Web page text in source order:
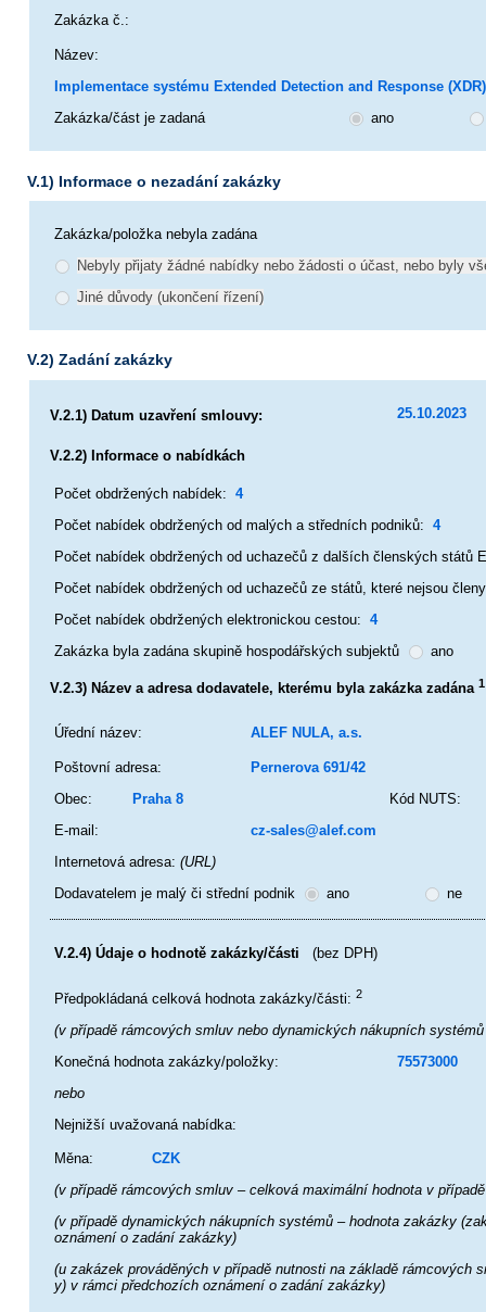
Zakázka č.:
Název:
Implementace systému Extended Detection and Response (XDR)
Zakázka/část je zadaná
ano
V.1) Informace o nezadání zakázky
Zakázka/položka nebyla zadána
Nebyly přijaty žádné nabídky nebo žádosti o účast, nebo byly
Jiné důvody (ukončení řízení)
V.2) Zadání zakázky
V.2.1) Datum uzavření smlouvy: 25.10.2023
V.2.2) Informace o nabídkách
Počet obdržených nabídek: 4
Počet nabídek obdržených od malých a středních podniků: 4
Počet nabídek obdržených od uchazečů z dalších členských států
Počet nabídek obdržených od uchazečů ze států, které nejsou
Počet nabídek obdržených elektronickou cestou: 4
Zakázka byla zadána skupině hospodářských subjektů
ano
V.2.3) Název a adresa dodavatele, kterému byla zakázka zadána 1
Úřední název: ALEF NULA, a.s.
Poštovní adresa:
Pernerova 691/42
Obec:
Praha 8
Kód NUTS:
E-mail:
cz-sales@alef.com
Internetová adresa: (URL)
Dodavatelem je malý či střední podnik
ano ne
V.2.4) Údaje o hodnotě zakázky/části (bez DPH)
Předpokládaná celková hodnota zakázky/části: 2
(v případě rámcových smluv nebo dynamických nákupních
Konečná hodnota zakázky/položky:
75573000
nebo
Nejnižší uvažovaná nabídka:
Měna:
CZK
(v případě rámcových smluv – celková maximální hodnota v
(v případě dynamických nákupních systémů – hodnota zakázky
oznámení o zadání zakázky)
(u zakázek prováděných v případě nutnosti na základě rámcových
y) v rámci předchozích oznámení o zadání zakázky)